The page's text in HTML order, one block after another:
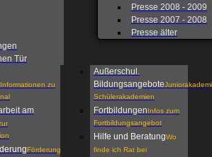
Presse 2008 - 2009
Presse 2007 - 2008
Presse älter
Tür
Informationen zu
am
Förderung
Außerschul.
Bildungsangebote
Schülerakademien
FortbildungenInfos zum
Fortbildungsangebot
Hilfe und BeratungWo
finde ich Rat bei